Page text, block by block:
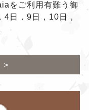
をご利用有難う御
日，9日，10日，
>